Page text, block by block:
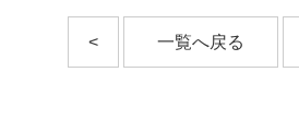
< 一覧へ戻る